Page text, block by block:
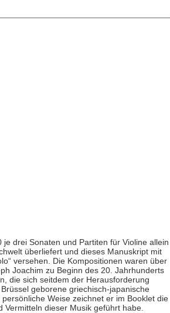
drei Sonaten und Partiten für Violine allein
überliefert und dieses Manuskript mit
versehen. Die Kompositionen waren über
Joachim zu Beginn des 20. Jahrhunderts
die sich seitdem der Herausforderung
geborene griechisch-japanische
Weise zeichnet er im Booklet die
dieser Musik geführt habe.